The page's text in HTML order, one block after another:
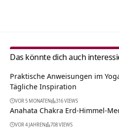
Das könnte dich auch
Praktische Anweisungen im
Tägliche Inspiration
VOR 5 MONATEN 316 VIEWS
Anahata Chakra Erd-Himmel-
VOR 4 JAHREN 708 VIEWS